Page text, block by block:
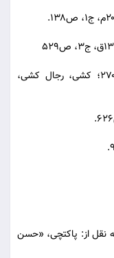
مسعودی، اثبات الوصیه، ۱۴۰۹ق، ص۲۷۰؛ کشی، رجال کشی،
ص۲۷۲، به نقل از: پاکتچی، «حسن